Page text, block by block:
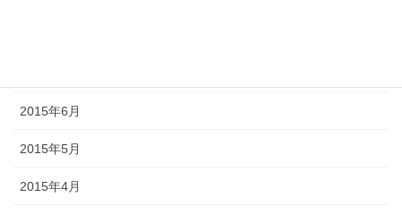
2015年6月
2015年5月
2015年4月